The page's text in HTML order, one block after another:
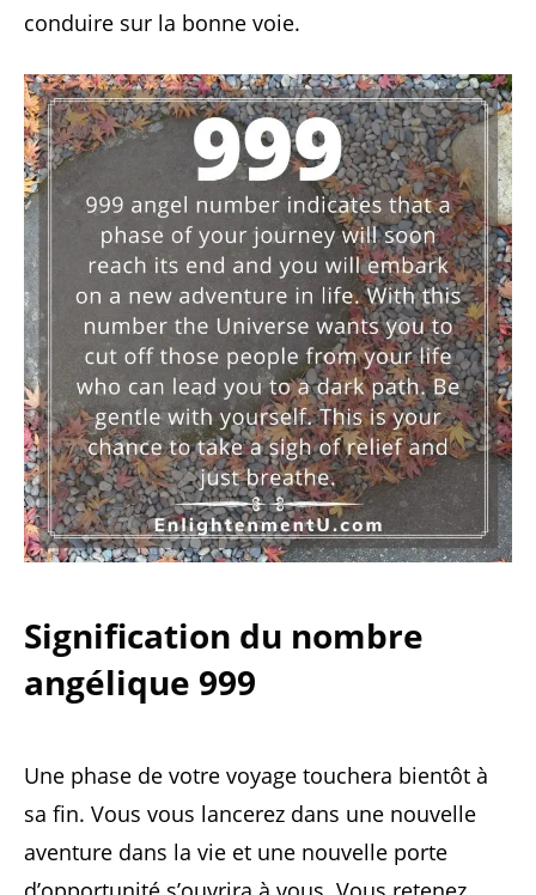
conduire sur la bonne voie.
Signification du nombre
angélique 999
Une phase de votre voyage touchera bientôt à
sa fin. Vous vous lancerez dans une nouvelle
aventure dans la vie et une nouvelle porte